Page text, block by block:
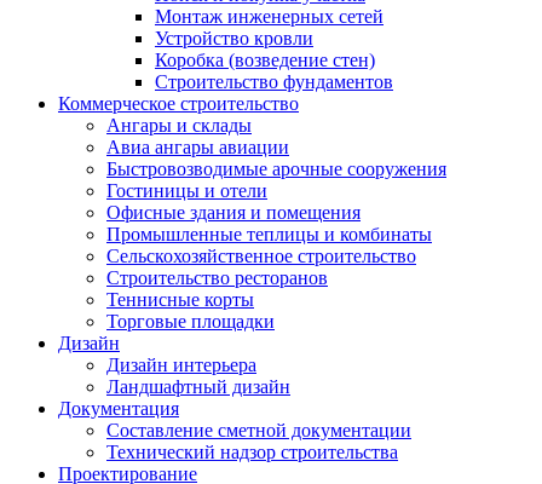
Монтаж инженерных сетей
Устройство кровли
Коробка (возведение стен)
Строительство фундаментов
Коммерческое строительство
Ангары и склады
Авиа ангары авиации
Быстровозводимые арочные сооружения
Гостиницы и отели
Офисные здания и помещения
Промышленные теплицы и комбинаты
Сельскохозяйственное строительство
Строительство ресторанов
Теннисные корты
Торговые площадки
Дизайн
Дизайн интерьера
Ландшафтный дизайн
Документация
Составление сметной документации
Технический надзор строительства
Проектирование